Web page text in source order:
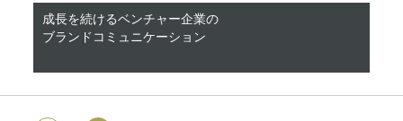
成長を続けるベンチャー企業の
ブランドコミュニケーション